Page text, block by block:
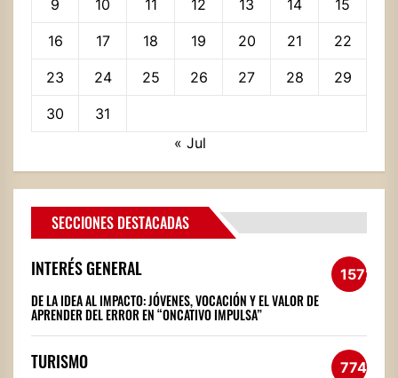
9 10 11 12 13 14 15
16 17 18 19 20 21 22
23 24 25 26 27 28 29
30
31
« Jul
SECCIONES DESTACADAS
INTERÉS GENERAL 1572
DE LA IDEA AL IMPACTO: JÓVENES, VOCACIÓN Y EL VALOR DE
APRENDER DEL ERROR EN “ONCATIVO IMPULSA”
TURISMO 774